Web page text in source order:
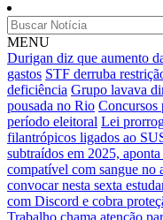
MENU
Durigan diz que aumento
gastos STF derruba
deficiência Grupo lavava
pousada no Rio Concursos
período eleitoral Lei
filantrópicos ligados ao
subtraídos em 2025,
compatível com sangue
convocar nesta sexta
com Discord e cobra
Trabalho chama atenção